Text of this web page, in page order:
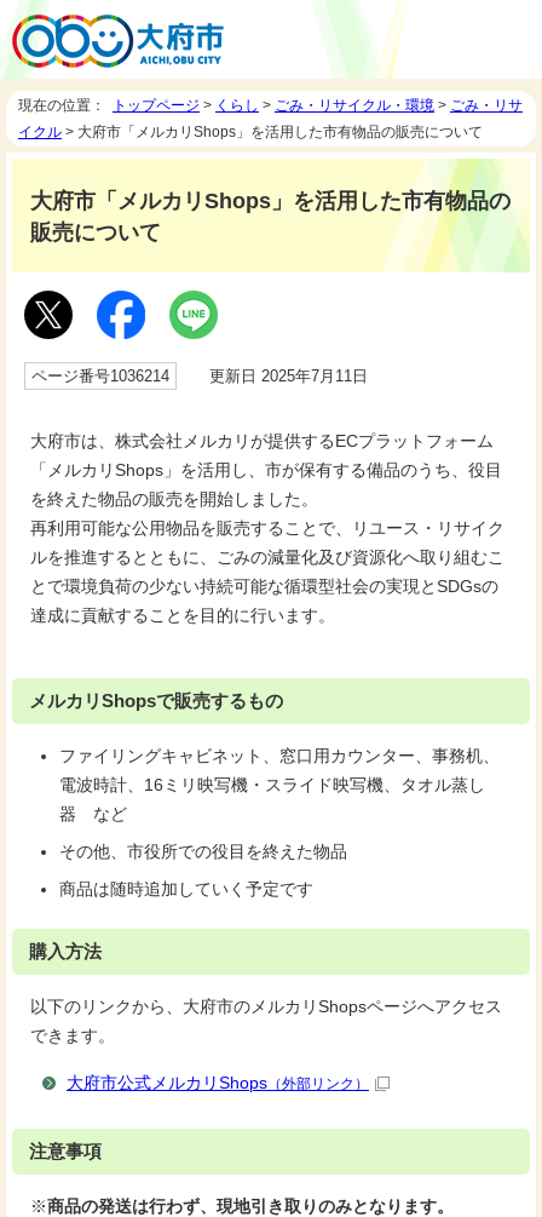
現在の位置： トップページ > くらし > ごみ・リサイクル・環境 > ごみ・リサ
イクル > 大府市「メルカリShops」を活用した市有物品の販売について
大府市「メルカリShops」を活用した市有物品の
販売について
ページ番号1036214 更新日 2025年7月11日
大府市は、株式会社メルカリが提供するECプラットフォーム
「メルカリShops」を活用し、市が保有する備品のうち、役目
を終えた物品の販売を開始しました。
再利用可能な公用物品を販売することで、リユース・リサイク
ルを推進するとともに、ごみの減量化及び資源化へ取り組むこ
とで環境負荷の少ない持続可能な循環型社会の実現とSDGsの
達成に貢献することを目的に行います。
メルカリShopsで販売するもの
ファイリングキャビネット、窓口用カウンター、事務机、
電波時計、16ミリ映写機・スライド映写機、タオル蒸し
器 など
その他、市役所での役目を終えた物品
商品は随時追加していく予定です
購入方法
以下のリンクから、大府市のメルカリShopsページへアクセス
できます。
大府市公式メルカリShops （外部リンク）
注意事項
※商品の発送は行わず、現地引き取りのみとなります。